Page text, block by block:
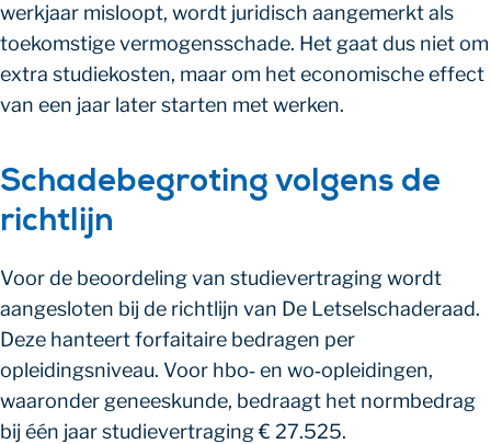
werkjaar misloopt, wordt juridisch aangemerkt als
toekomstige vermogensschade. Het gaat dus niet om
extra studiekosten, maar om het economische effect
van een jaar later starten met werken.
Schadebegroting volgens de
richtlijn
Voor de beoordeling van studievertraging wordt
aangesloten bij de richtlijn van De Letselschaderaad.
Deze hanteert forfaitaire bedragen per
opleidingsniveau. Voor hbo‑ en wo‑opleidingen,
waaronder geneeskunde, bedraagt het normbedrag
bij één jaar studievertraging € 27.525.